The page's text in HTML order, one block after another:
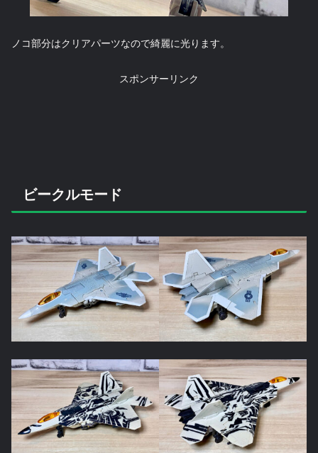
ノコ部分はクリアパーツなので綺麗に光ります。
スポンサーリンク
ビークルモード